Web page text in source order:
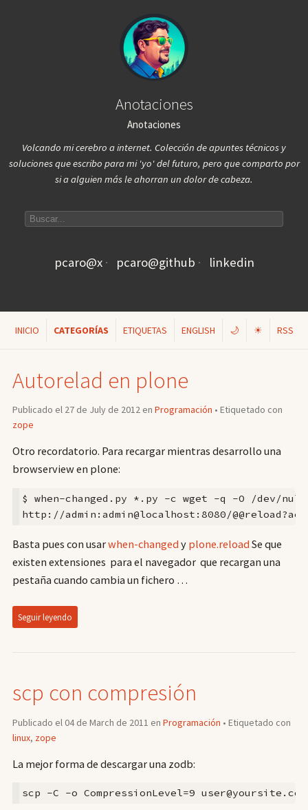
Anotaciones
Anotaciones
Volcando mi cerebro a internet. Colección de apuntes técnicos y
soluciones que escribo para mi 'yo' del futuro, pero que comparto por
si a alguien más le ahorran un dolor de cabeza.
pcaro@x pcaro@github linkedin
INICIO CATEGORÍAS ETIQUETAS ENGLISH 🌙 ☀ RSS
Autorelad en plone
Publicado el 27 de July de 2012 en Programación • Etiquetado con
zope
Otro recordatorio. Para recargar mientras desarrollo una
browserview en plone:
$ when-changed.py *.py -c wget -q -O /dev/
http://admin:admin@localhost:8080/
Basta pues con usarwhen-changed y plone.reload Se que
existen extensiones para el navegador que recargan una
pestaña cuando cambia un fichero …
Seguir leyendo
scp con compresión
Publicado el 04 de March de 2011 en Programación • Etiquetado con
linux, zope
La mejor forma de descargar una zodb:
scp -C -o CompressionLevel=9